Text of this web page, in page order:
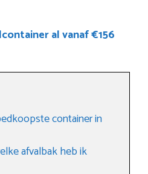
al vanaf €156
container in
afvalbak heb ik